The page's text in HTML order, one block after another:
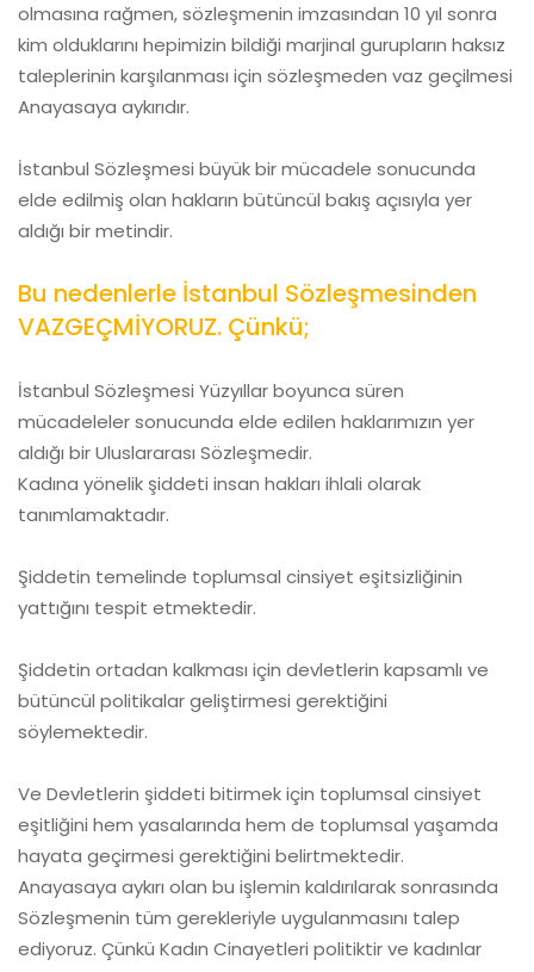
olmasına rağmen, sözleşmenin imzasından 10 yıl sonra
kim olduklarını hepimizin bildiği marjinal gurupların haksız
taleplerinin karşılanması için sözleşmeden vaz geçilmesi
Anayasaya aykırıdır.
İstanbul Sözleşmesi büyük bir mücadele sonucunda
elde edilmiş olan hakların bütüncül bakış açısıyla yer
aldığı bir metindir.
Bu nedenlerle İstanbul Sözleşmesinden
VAZGEÇMİYORUZ. Çünkü;
İstanbul Sözleşmesi Yüzyıllar boyunca süren
mücadeleler sonucunda elde edilen haklarımızın yer
aldığı bir Uluslararası Sözleşmedir.
Kadına yönelik şiddeti insan hakları ihlali olarak
tanımlamaktadır.
Şiddetin temelinde toplumsal cinsiyet eşitsizliğinin
yattığını tespit etmektedir.
Şiddetin ortadan kalkması için devletlerin kapsamlı ve
bütüncül politikalar geliştirmesi gerektiğini
söylemektedir.
Ve Devletlerin şiddeti bitirmek için toplumsal cinsiyet
eşitliğini hem yasalarında hem de toplumsal yaşamda
hayata geçirmesi gerektiğini belirtmektedir.
Anayasaya aykırı olan bu işlemin kaldırılarak sonrasında
Sözleşmenin tüm gerekleriyle uygulanmasını talep
ediyoruz. Çünkü Kadın Cinayetleri politiktir ve kadınlar